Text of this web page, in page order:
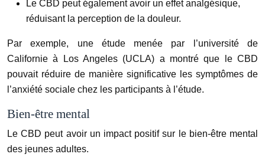
Le CBD peut également avoir un effet analgésique,
réduisant la perception de la douleur.
Par exemple, une étude menée par l’université de
Californie à Los Angeles (UCLA) a montré que le CBD
pouvait réduire de manière significative les symptômes de
l’anxiété sociale chez les participants à l’étude.
Bien-être mental
Le CBD peut avoir un impact positif sur le bien-être mental
des jeunes adultes.